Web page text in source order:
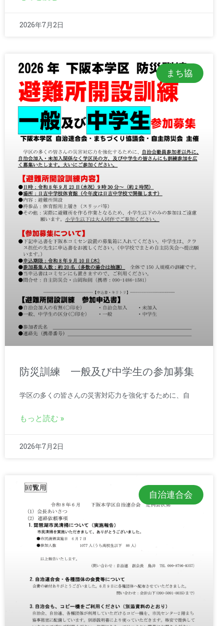
2026年7月2日
まち協
防災訓練 一般及び中学生の参加募集
学区の多くの皆さんの災害対応力を強化するために、自
もっと読む »
2026年7月2日
自治連合会